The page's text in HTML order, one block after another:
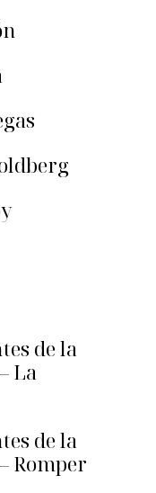
de la
La
de la
Romper